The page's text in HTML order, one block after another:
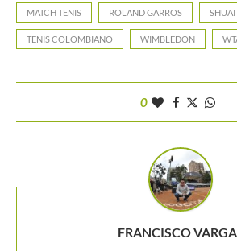
MATCH TENIS ROLAND GARROS SHUAI
TENIS COLOMBIANO WIMBLEDON
0
FRANCISCO